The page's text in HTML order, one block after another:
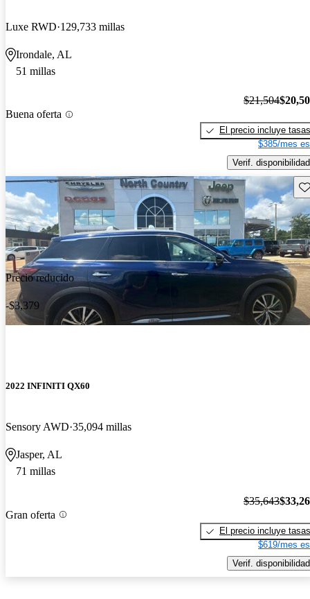
Luxe RWD 129,733 millas
Irondale, AL
51 millas
Buena oferta
$21,504
El precio incluye tasas
$385/mes
Verif. disponibilidad
Precio reducido
-$3,379
2022 INFINITI QX60
Sensory AWD 35,094 millas
Jasper, AL
71 millas
Gran oferta
$35,643
El precio incluye tasas
$619/mes
Verif. disponibilidad